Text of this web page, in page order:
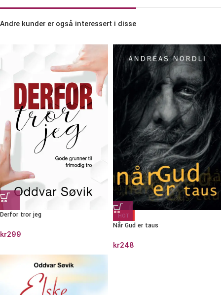
Andre kunder er også interessert i disse
Derfor tror jeg
kr299
HOT
Når Gud er taus
kr248